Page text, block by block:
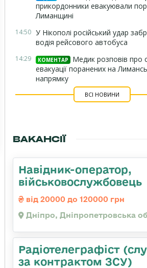
прикордонники евакуювали
Лиманщині
14:50 У Нікополі російський удар
водія рейсового автобуса
14:29 КОМЕНТАР
Медик розповів про
евакуації поранених на
напрямку
ВСІ НОВИНИ
ВАКАНСІЇ
Навідник-оператор,
військовослужбовець
від 20000 до 120000 грн
Дніпро, Дніпропетровська
Радіотелеграфіст
за контрактом ЗСУ)